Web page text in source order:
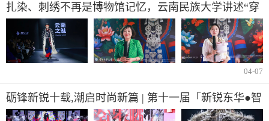
扎染、刺绣不再是博物馆记忆，云南民族大学讲述“穿
在身上的文化自信”
04-07
砺锋新锐十载,潮启时尚新篇 | 第十一届「新锐东华●智
赋新语」AW2026上海时装周大秀震撼登场